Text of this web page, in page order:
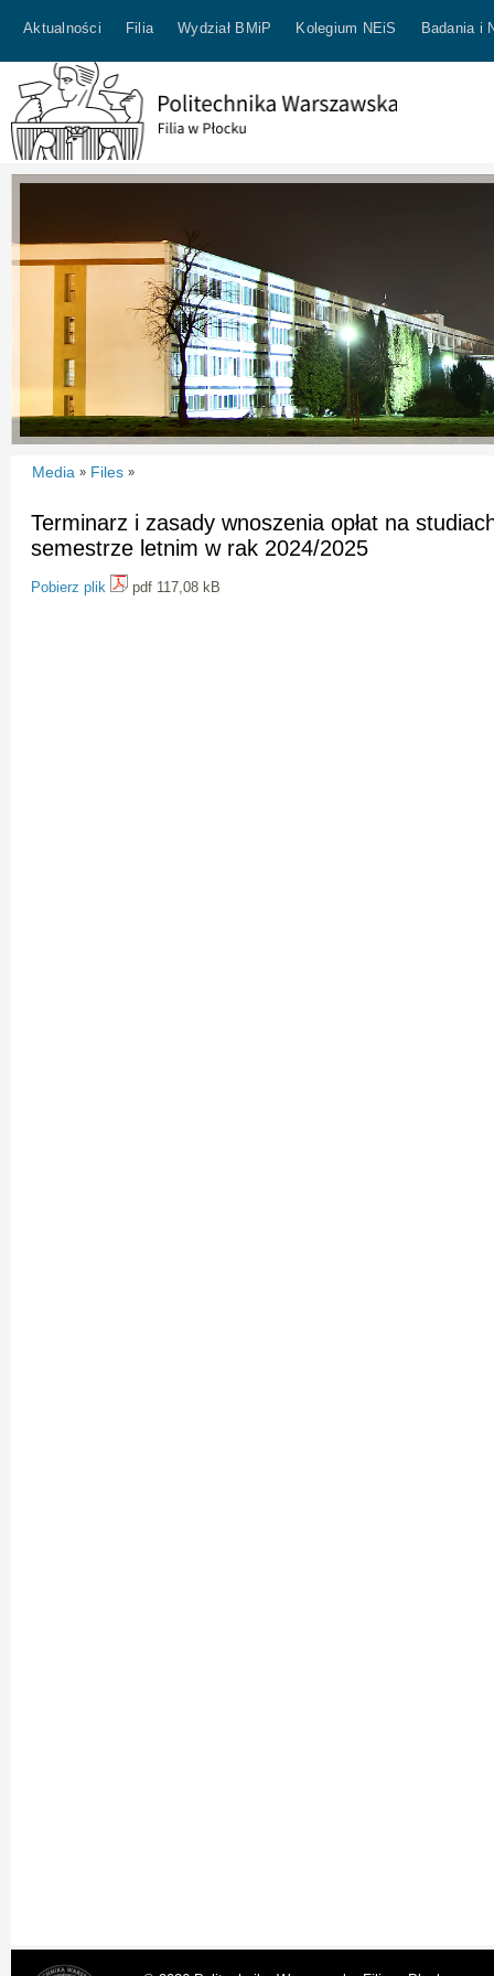
Aktualności Filia Wydział BMiP Kolegium NEiS Badania i
Media » Files »
Terminarz i zasady wnoszenia opłat na
semestrze letnim w rak 2024/2025
Pobierz plik pdf 117,08 kB